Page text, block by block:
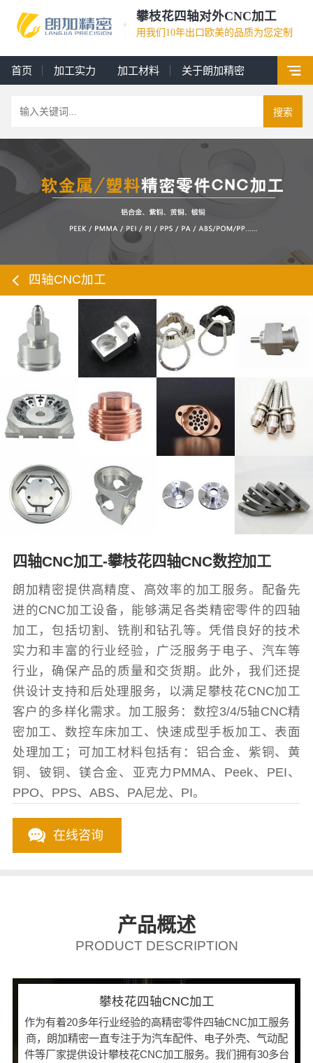
攀枝花四轴对外CNC加工
用我们10年出口欧美的品质为您定制
首页 加工实力 加工材料 关于朗加精密
搜索
四轴CNC加工
四轴CNC加工-攀枝花四轴CNC数控加工
朗加精密提供高精度、高效率的加工服务。配备先
进的CNC加工设备，能够满足各类精密零件的四轴
加工，包括切割、铣削和钻孔等。凭借良好的技术
实力和丰富的行业经验，广泛服务于电子、汽车等
行业，确保产品的质量和交货期。此外，我们还提
供设计支持和后处理服务，以满足攀枝花CNC加工
客户的多样化需求。加工服务：数控3/4/5轴CNC精
密加工、数控车床加工、快速成型手板加工、表面
处理加工；可加工材料包括有：铝合金、紫铜、黄
铜、铍铜、镁合金、亚克力PMMA、Peek、PEI、
PPO、PPS、ABS、PA尼龙、PI。
在线咨询
产品概述
PRODUCT DESCRIPTION
攀枝花四轴CNC加工
作为有着20多年行业经验的高精密零件四轴CNC加工服务
商，朗加精密一直专注于为汽车配件、电子外壳、气动配
件等厂家提供设计攀枝花CNC加工服务。我们拥有30多台